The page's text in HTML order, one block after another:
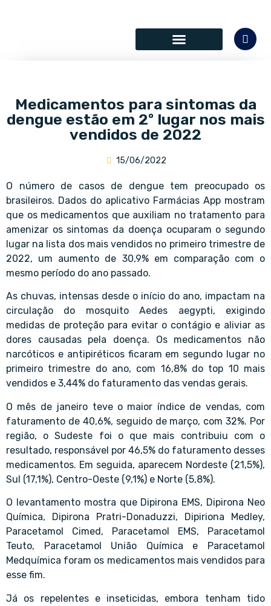
Medicamentos para sintomas da
dengue estão em 2º lugar nos mais
vendidos de 2022
15/06/2022
O número de casos de dengue tem preocupado os
brasileiros. Dados do aplicativo Farmácias App mostram
que os medicamentos que auxiliam no tratamento para
amenizar os sintomas da doença ocuparam o segundo
lugar na lista dos mais vendidos no primeiro trimestre de
2022, um aumento de 30,9% em comparação com o
mesmo período do ano passado.
As chuvas, intensas desde o início do ano, impactam na
circulação do mosquito Aedes aegypti, exigindo
medidas de proteção para evitar o contágio e aliviar as
dores causadas pela doença. Os medicamentos não
narcóticos e antipiréticos ficaram em segundo lugar no
primeiro trimestre do ano, com 16,8% do top 10 mais
vendidos e 3,44% do faturamento das vendas gerais.
O mês de janeiro teve o maior índice de vendas, com
faturamento de 40,6%, seguido de março, com 32%. Por
região, o Sudeste foi o que mais contribuiu com o
resultado, responsável por 46,5% do faturamento desses
medicamentos. Em seguida, aparecem Nordeste (21,5%),
Sul (17,1%), Centro-Oeste (9,1%) e Norte (5,8%).
O levantamento mostra que Dipirona EMS, Dipirona Neo
Química, Dipirona Pratri-Donaduzzi, Dipiriona Medley,
Paracetamol Cimed, Paracetamol EMS, Paracetamol
Teuto, Paracetamol União Química e Paracetamol
Medquímica foram os medicamentos mais vendidos para
esse fim.
Já os repelentes e inseticidas, embora tenham tido